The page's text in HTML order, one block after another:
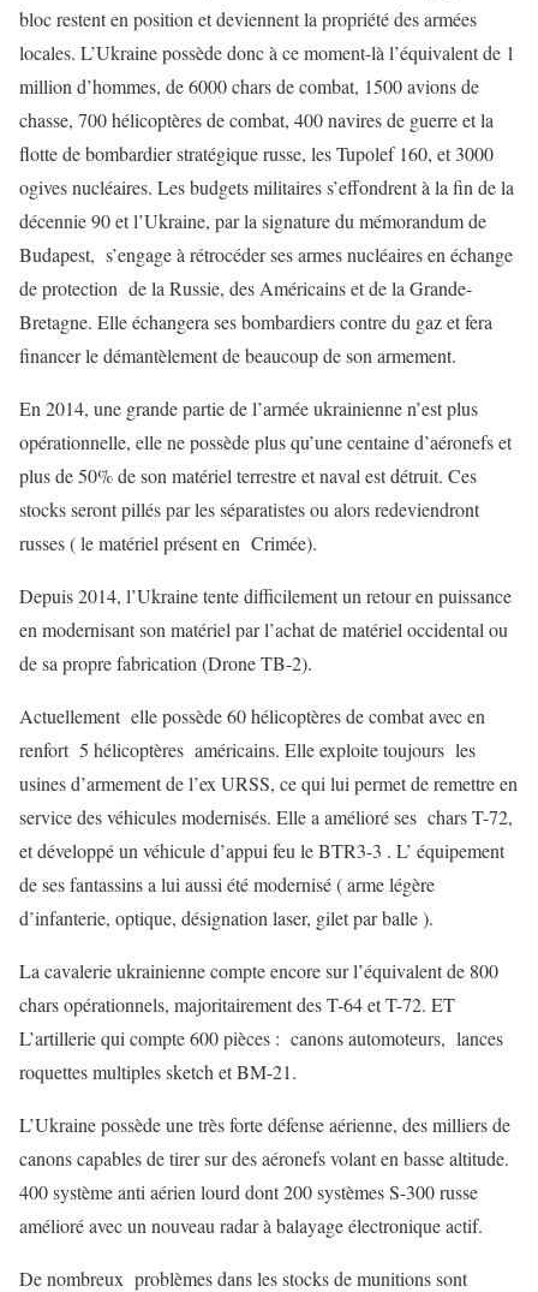
bloc restent en position et deviennent la propriété des armées
locales. L’Ukraine possède donc à ce moment-là l’équivalent de 1
million d’hommes, de 6000 chars de combat, 1500 avions de
chasse, 700 hélicoptères de combat, 400 navires de guerre et la
flotte de bombardier stratégique russe, les Tupolef 160, et 3000
ogives nucléaires. Les budgets militaires s’effondrent à la fin de la
décennie 90 et l’Ukraine, par la signature du mémorandum de
Budapest, s’engage à rétrocéder ses armes nucléaires en échange
de protection de la Russie, des Américains et de la Grande-
Bretagne. Elle échangera ses bombardiers contre du gaz et fera
financer le démantèlement de beaucoup de son armement.
En 2014, une grande partie de l’armée ukrainienne n’est plus
opérationnelle, elle ne possède plus qu’une centaine d’aéronefs et
plus de 50% de son matériel terrestre et naval est détruit. Ces
stocks seront pillés par les séparatistes ou alors redeviendront
russes ( le matériel présent en Crimée).
Depuis 2014, l’Ukraine tente difficilement un retour en puissance
en modernisant son matériel par l’achat de matériel occidental ou
de sa propre fabrication (Drone TB-2).
Actuellement elle possède 60 hélicoptères de combat avec en
renfort 5 hélicoptères américains. Elle exploite toujours les
usines d’armement de l’ex URSS, ce qui lui permet de remettre en
service des véhicules modernisés. Elle a amélioré ses chars T-72,
et développé un véhicule d’appui feu le BTR3-3 . L’ équipement
de ses fantassins a lui aussi été modernisé ( arme légère
d’infanterie, optique, désignation laser, gilet par balle ).
La cavalerie ukrainienne compte encore sur l’équivalent de 800
chars opérationnels, majoritairement des T-64 et T-72. ET
L’artillerie qui compte 600 pièces : canons automoteurs, lances
roquettes multiples sketch et BM-21.
L’Ukraine possède une très forte défense aérienne, des milliers de
canons capables de tirer sur des aéronefs volant en basse altitude.
400 système anti aérien lourd dont 200 systèmes S-300 russe
amélioré avec un nouveau radar à balayage électronique actif.
De nombreux problèmes dans les stocks de munitions sont